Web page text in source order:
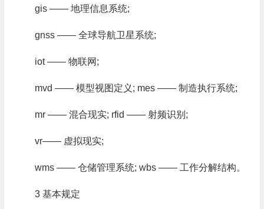
gis —— 地理信息系统;
gnss —— 全球导航卫星系统;
iot —— 物联网;
mvd —— 模型视图定义; mes —— 制造执行系统;
mr —— 混合现实; rfid —— 射频识别;
vr—— 虚拟现实;
wms —— 仓储管理系统; wbs —— 工作分解结构。
3 基本规定